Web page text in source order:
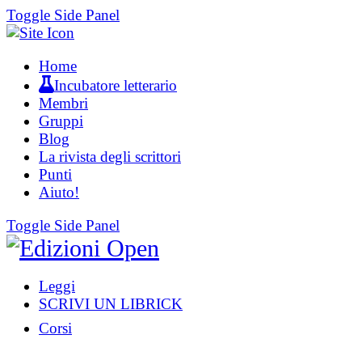
Toggle Side Panel
Home
Incubatore letterario
Membri
Gruppi
Blog
La rivista degli scrittori
Punti
Aiuto!
Toggle Side Panel
Leggi
SCRIVI UN LIBRICK
Corsi